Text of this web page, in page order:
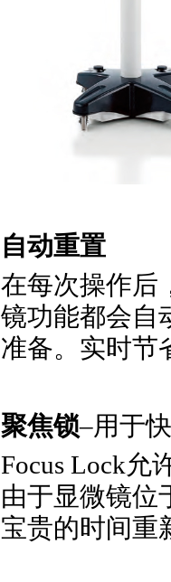
自动重置
在每次操作后
镜功能都会自
准备。实时节
聚焦锁–用于
Focus Lock允
由于显微镜位
宝贵的时间重